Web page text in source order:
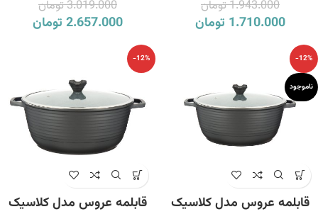
1.943.000تومان
1.710.000 تومان
3.019.000تومان
2.657.000 تومان
-12%
ناموجود
قابلمه عروس مدل کلاسیک
-12%
قابلمه عروس مدل کلاسیک